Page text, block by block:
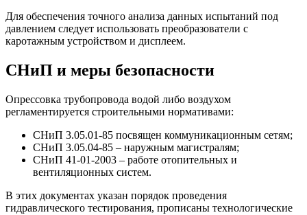
Для обеспечения точного анализа данных испытаний под
давлением следует использовать преобразователи с
каротажным устройством и дисплеем.
СНиП и меры безопасности
Опрессовка трубопровода водой либо воздухом
регламентируется строительными нормативами:
СНиП 3.05.01-85 посвящен коммуникационным сетям;
СНиП 3.05.04-85 – наружным магистралям;
СНиП 41-01-2003 – работе отопительных и
вентиляционных систем.
В этих документах указан порядок проведения
гидравлического тестирования, прописаны технологические